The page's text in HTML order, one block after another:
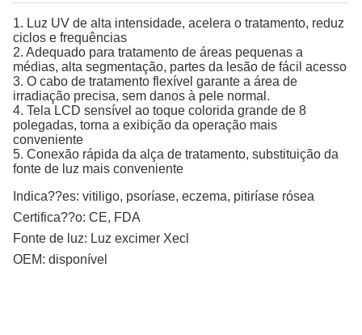
1. Luz UV de alta intensidade, acelera o tratamento, reduz
ciclos e frequências
2. Adequado para tratamento de áreas pequenas a
médias, alta segmentação, partes da lesão de fácil acesso
3. O cabo de tratamento flexível garante a área de
irradiação precisa, sem danos à pele normal.
4. Tela LCD sensível ao toque colorida grande de 8
polegadas, torna a exibição da operação mais
conveniente
5. Conexão rápida da alça de tratamento, substituição da
fonte de luz mais conveniente
Indica??es: vitiligo, psoríase, eczema, pitiríase rósea
Certifica??o: CE, FDA
Fonte de luz: Luz excimer Xecl
OEM: disponível